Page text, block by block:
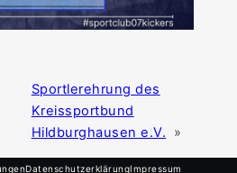
Sportlerehrung des
Kreissportbund
Hildburghausen e.V.
»
DatenschutzerklärungImpressum